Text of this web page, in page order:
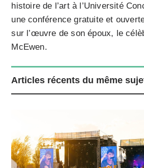
histoire de l’art à l’Université
une conférence gratuite et
sur l’œuvre de son époux, le
McEwen.
Articles récents du même